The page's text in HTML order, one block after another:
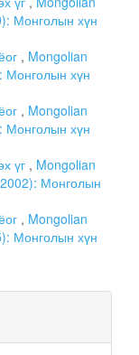
Монголын хүн
, Mongolian
Монголын хүн
, Mongolian
Монголын хүн
үг , Mongolian
Монголын
, Mongolian
Монголын хүн